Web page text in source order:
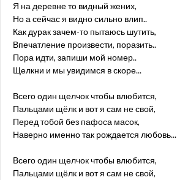
Я на деревне то видный жених,
Но а сейчас я видно сильно влип..
Как дурак зачем-то пытаюсь шутить,
Впечатление произвести, поразить..
Пора идти, запиши мой номер..
Щелкни и мы увидимся в скоре...
Всего один щелчок чтобы влюбится,
Пальцами щёлк и вот я сам не свой,
Перед тобой без пафоса масок,
Наверно именно так рождается любовь...
Всего один щелчок чтобы влюбится,
Пальцами щёлк и вот я сам не свой,